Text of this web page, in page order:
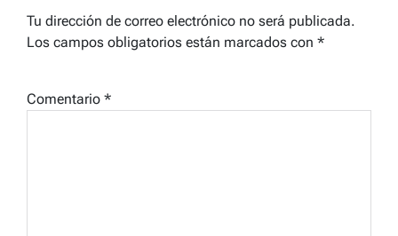
Tu dirección de correo electrónico no será publicada.
Los campos obligatorios están marcados con *
Comentario *